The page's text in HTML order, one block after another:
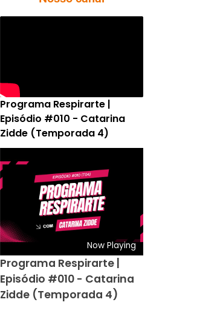
Programa Respirarte |
Episódio #010 - Catarina
Zidde (Temporada 4)
Now Playing
Programa Respirarte |
Episódio #010 - Catarina
Zidde (Temporada 4)